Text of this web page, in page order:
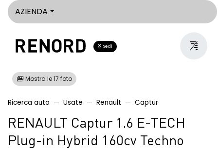
AZIENDA
Sedi
Mostra le 17 foto
Ricerca auto Usate Renault Captur
RENAULT Captur 1.6 E-TECH
Plug-in Hybrid 160cv Techno